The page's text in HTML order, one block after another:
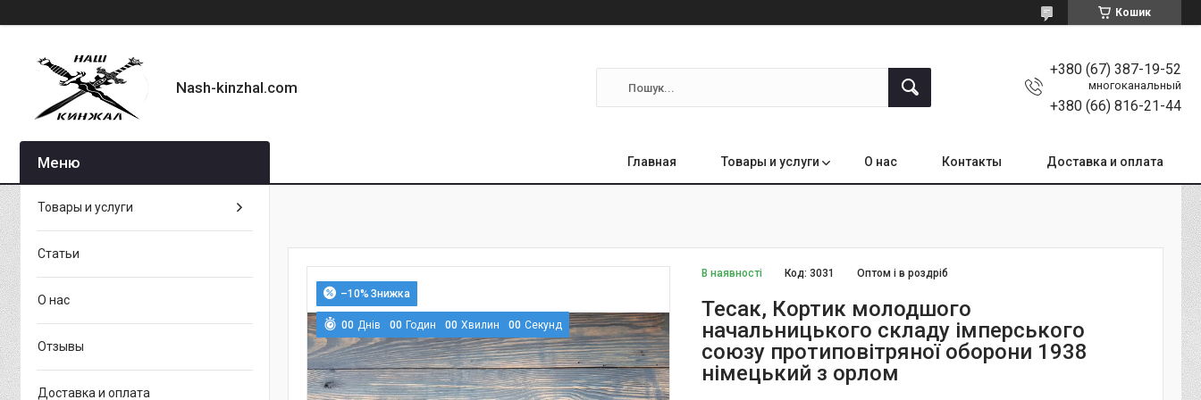
Кошик
Nash-kinzhal.com
+380 (67) 387-19-52
многоканальный
+380 (66) 816-21-44
Главная Товары и услуги О нас Контакты Доставка и оплата
–10%
00 Днів 00 Годин 00 Хвилин 00 Секунд
В наявності Оптом і в роздріб
Код:3031
Тесак, Кортик молодшого
начальницького складу імперського
союзу протиповітряної оборони 1938
німецький з орлом
Товары и услуги
Статьи
О нас
Отзывы
Доставка и оплата